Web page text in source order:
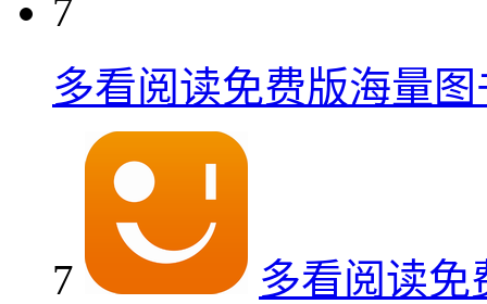
7
多看阅读免费版海量
7
多看阅读免